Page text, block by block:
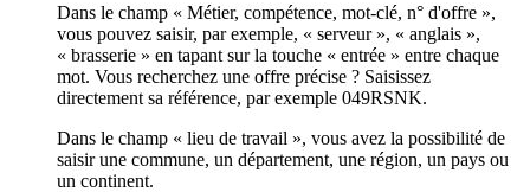
Dans le champ « Métier, compétence, mot-clé, n° d'offre »,
vous pouvez saisir, par exemple, « serveur », « anglais »,
« brasserie » en tapant sur la touche « entrée » entre chaque
mot. Vous recherchez une offre précise ? Saisissez
directement sa référence, par exemple 049RSNK.
Dans le champ « lieu de travail », vous avez la possibilité de
saisir une commune, un département, une région, un pays ou
un continent.